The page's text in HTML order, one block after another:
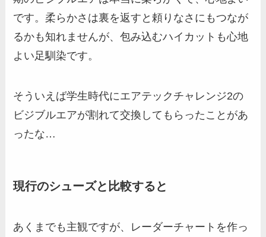
です。柔らかさは裏を返すと頼りなさにもつなが
るかも知れませんが、包み込むハイカットも心地
よい足馴染です。
そういえば学生時代にエアテックチャレンジ2の
ビジブルエアが割れて交換してもらったことがあ
ったな…
現行のシューズと比較すると
あくまでも主観ですが、レーダーチャートを作っ